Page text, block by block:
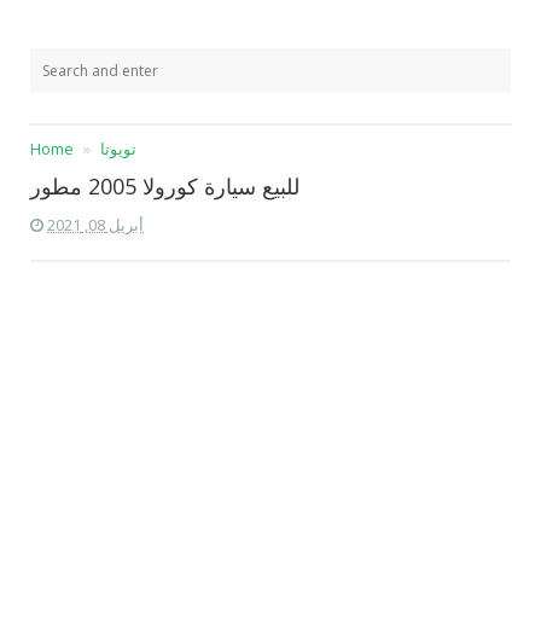
Home تويوتا
للبيع سيارة كورولا 2005 مطور
أبريل 08, 2021